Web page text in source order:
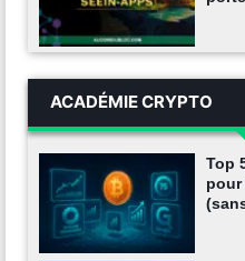
ACADÉMIE CRYPTO
Top